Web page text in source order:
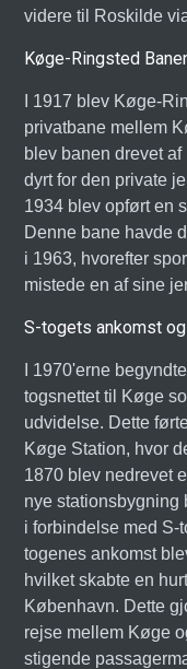
videre til Roskilde
Køge-Ringsted
I 1917 blev Køge-
privatbane mellem
blev banen drevet
dyrt for den private
1934 blev opført en
Denne bane havde
i 1963, hvorefter
mistede en af sine
S-togets ankomst
I 1970'erne
togsnettet til Køge
udvidelse. Dette
Køge Station, hvor
1870 blev nedrevet
nye stationsbygning
i forbindelse med
togenes ankomst
hvilket skabte en
København. Dette
rejse mellem Køge
stigende